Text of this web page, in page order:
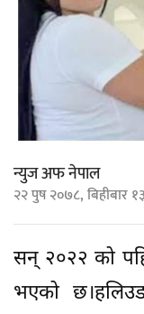
न्युज अफ नेपाल
२२ पुष २०७८, बिहीबार
सन् २०२२ को
भएको